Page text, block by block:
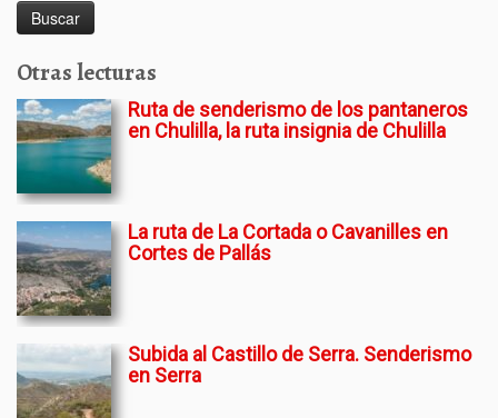
Otras lecturas
Ruta de senderismo de los pantaneros
en Chulilla, la ruta insignia de Chulilla
La ruta de La Cortada o Cavanilles en
Cortes de Pallás
Subida al Castillo de Serra. Senderismo
en Serra